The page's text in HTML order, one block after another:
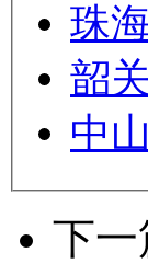
珠
韶
中
下一